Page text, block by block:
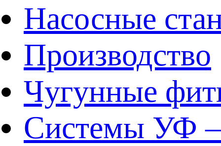
Насосные
Производство
Чугунные
Системы УФ –